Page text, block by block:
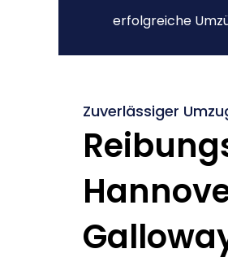
erfolgreiche
Zuverlässiger